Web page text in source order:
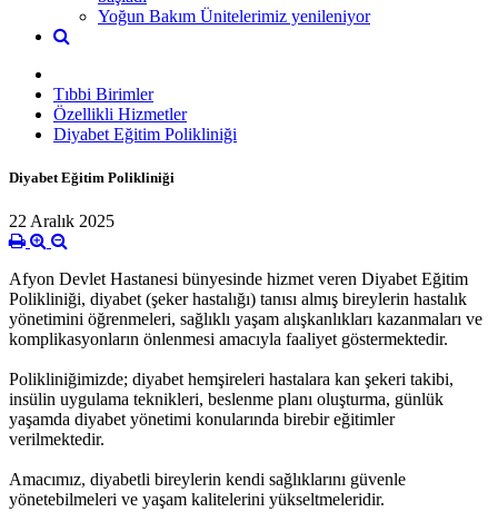
Yoğun Bakım Ünitelerimiz yenileniyor
Tıbbi Birimler
Özellikli Hizmetler
Diyabet Eğitim Polikliniği
Diyabet Eğitim Polikliniği
22 Aralık 2025
Afyon Devlet Hastanesi bünyesinde hizmet veren Diyabet Eğitim
Polikliniği, diyabet (şeker hastalığı) tanısı almış bireylerin hastalık
yönetimini öğrenmeleri, sağlıklı yaşam alışkanlıkları kazanmaları ve
komplikasyonların önlenmesi amacıyla faaliyet göstermektedir.
Polikliniğimizde; diyabet hemşireleri hastalara kan şekeri takibi,
insülin uygulama teknikleri, beslenme planı oluşturma, günlük
yaşamda diyabet yönetimi konularında birebir eğitimler
verilmektedir.
Amacımız, diyabetli bireylerin kendi sağlıklarını güvenle
yönetebilmeleri ve yaşam kalitelerini yükseltmeleridir.